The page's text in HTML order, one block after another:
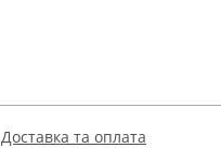
Доставка та оплата